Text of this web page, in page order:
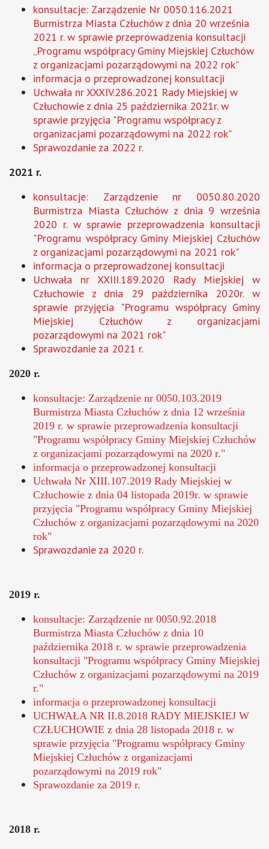
konsultacje: Zarządzenie Nr 0050.116.2021
Burmistrza Miasta Człuchów z dnia 20 września
2021 r. w sprawie przeprowadzenia konsultacji
„Programu współpracy Gminy Miejskiej Człuchów
z organizacjami pozarządowymi na 2022 rok”
informacja o przeprowadzonej konsultacji
Uchwała nr XXXIV.286.2021 Rady Miejskiej w
Człuchowie z dnia 25 października 2021r. w
sprawie przyjęcia "Programu współpracy z
organizacjami pozarządowymi na 2022 rok"
Sprawozdanie za 2022 r.
2021 r.
konsultacje: Zarządzenie nr 0050.80.2020
Burmistrza Miasta Człuchów z dnia 9 września
2020 r. w sprawie przeprowadzenia konsultacji
"Programu współpracy Gminy Miejskiej Człuchów
z organizacjami pozarządowymi na 2021 rok"
informacja o przeprowadzonej konsultacji
Uchwała nr XXIII.189.2020 Rady Miejskiej w
Człuchowie z dnia 29 października 2020r. w
sprawie przyjęcia "Programu współpracy Gminy
Miejskiej Człuchów z organizacjami
pozarządowymi na 2021 rok"
Sprawozdanie za 2021 r.
2020 r.
konsultacje: Zarządzenie nr 0050.103.2019
Burmistrza Miasta Człuchów z dnia 12 września
2019 r. w sprawie przeprowadzenia konsultacji
"Programu współpracy Gminy Miejskiej Człuchów
z organizacjami pozarządowymi na 2020 r."
informacja o przeprowadzonej konsultacji
Uchwała Nr XIII.107.2019 Rady Miejskiej w
Człuchowie z dnia 04 listopada 2019r. w sprawie
przyjęcia "Programu współpracy Gminy Miejskiej
Człuchów z organizacjami pozarządowymi na 2020
rok"
Sprawozdanie za 2020 r.
2019 r.
konsultacje: Zarządzenie nr 0050.92.2018
Burmistrza Miasta Człuchów z dnia 10
października 2018 r. w sprawie przeprowadzenia
konsultacji "Programu współpracy Gminy Miejskiej
Człuchów z organizacjami pozarządowymi na 2019
r."
informacja o przeprowadzonej konsultacji
UCHWAŁA NR II.8.2018 RADY MIEJSKIEJ W
CZŁUCHOWIE z dnia 28 listopada 2018 r. w
sprawie przyjęcia "Programu współpracy Gminy
Miejskiej Człuchów z organizacjami
pozarządowymi na 2019 rok"
Sprawozdanie za 2019 r.
2018 r.